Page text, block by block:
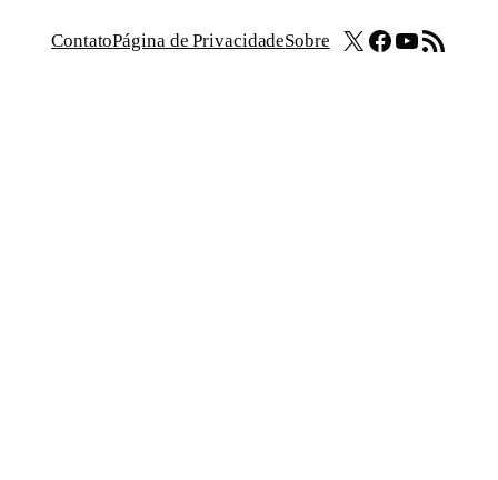
ContatoPágina de PrivacidadeSobre X Facebook
Youtube
Feed RSS